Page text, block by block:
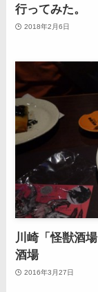
行ってみた。
2018年2月6日
川崎「怪獣酒
酒場
2016年3月27日